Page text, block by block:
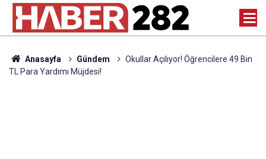
Anasayfa Gündem
Okullar Açılıyor! Öğrencilere 49 Bin
TL Para Yardımı Müjdesi!